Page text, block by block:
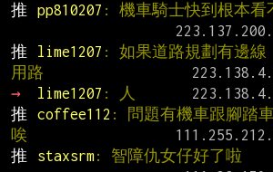
推
pp810207 : 機車騎士快到根本看
推
lime1207 : 如果道路規劃有邊
用路
→
lime1207 : 人
推
coffee112 : 問題有機車跟腳踏
唉
推
staxsrm: 智障仇女仔好了啦